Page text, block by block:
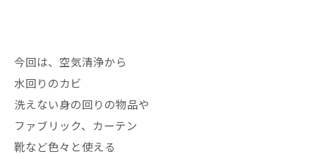
今回は、空気清浄から
水回りのカビ
洗えない身の回りの物品や
ファブリック、カーテン
靴など色々と使える